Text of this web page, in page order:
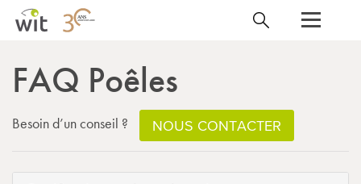
FAQ Poêles
Besoin d’un conseil ? NOUS CONTACTER